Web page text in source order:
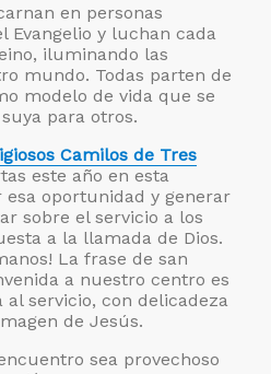
en personas
Evangelio y luchan cada
iluminando las
mundo. Todas parten de
modelo de vida que se
para otros.
Camilos de Tres
este año en esta
oportunidad y generar
sobre el servicio a los
a la llamada de Dios.
La frase de san
a nuestro centro es
servicio, con delicadeza
de Jesús.
sea provechoso